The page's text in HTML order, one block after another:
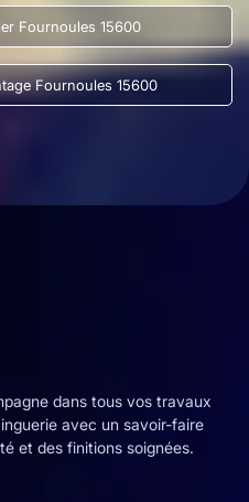
Fournoules 15600
Fournoules 15600
dans tous vos travaux
avec un savoir-faire
et des finitions soignées.